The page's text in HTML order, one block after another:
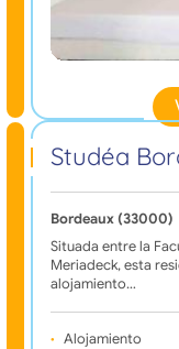
Studéa
Bordeaux (33000)
Situada entre la
Meriadeck, esta
alojamiento…
Alojamiento